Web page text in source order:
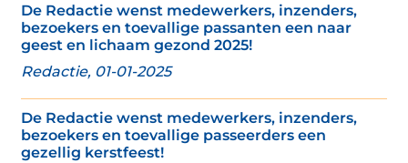
De Redactie wenst medewerkers, inzenders,
bezoekers en toevallige passanten een naar
geest en lichaam gezond 2025!
Redactie, 01-01-2025
De Redactie wenst medewerkers, inzenders,
bezoekers en toevallige passeerders een
gezellig kerstfeest!